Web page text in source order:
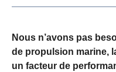
Nous n’avons pas
de propulsion marine,
un facteur de